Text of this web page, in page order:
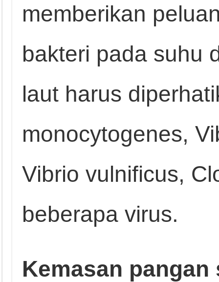
memberikan
bakteri pada suhu
laut harus
monocytogenes,
Vibrio vulnificus,
beberapa virus.
Kemasan